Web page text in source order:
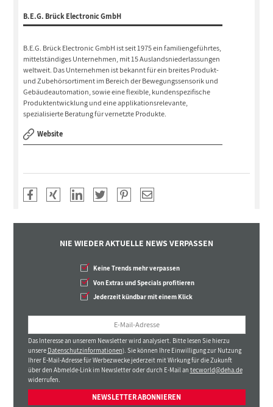
B.E.G. Brück Electronic GmbH
B.E.G. Brück Electronic GmbH ist seit 1975 ein familiengeführtes,
mittelständiges Unternehmen, mit 15 Auslandsniederlassungen
weltweit. Das Unternehmen ist bekannt für ein breites Produkt-
und Zubehörsortiment im Bereich der Bewegungssensorik und
Gebäudeautomation, sowie eine flexible, kundenspezifische
Produktentwicklung und eine applikationsrelevante,
spezialisierte Beratung für vernetzte Produkte.
Website
NIE WIEDER AKTUELLE NEWS VERPASSEN
Keine Trends mehr verpassen
Von Extras und Specials profitieren
Jederzeit kündbar mit einem Klick
Das Interesse an unserem Newsletter wird analysiert. Bitte lesen Sie hierzu
unsere Datenschutzinformationen). Sie können Ihre Einwilligung zur Nutzung
Ihrer E-Mail-Adresse für Werbezwecke jederzeit mit Wirkung für die Zukunft
über den Abmelde-Link im Newsletter oder durch E-Mail an tecworld@deha.de
widerrufen.
NEWSLETTER ABONNIEREN